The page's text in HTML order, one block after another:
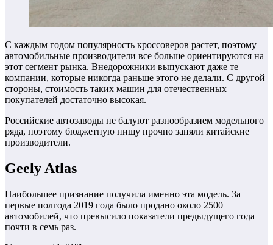
С каждым годом популярность кроссоверов растет, поэтому
автомобильные производители все больше ориентируются на
этот сегмент рынка. Внедорожники выпускают даже те
компании, которые никогда раньше этого не делали. С другой
стороны, стоимость таких машин для отечественных
покупателей достаточно высокая.
Российские автозаводы не балуют разнообразием модельного
ряда, поэтому бюджетную нишу прочно заняли китайские
производители.
Geely Atlas
Наибольшее признание получила именно эта модель. За
первые полгода 2019 года было продано около 2500
автомобилей, что превысило показатели предыдущего года
почти в семь раз.